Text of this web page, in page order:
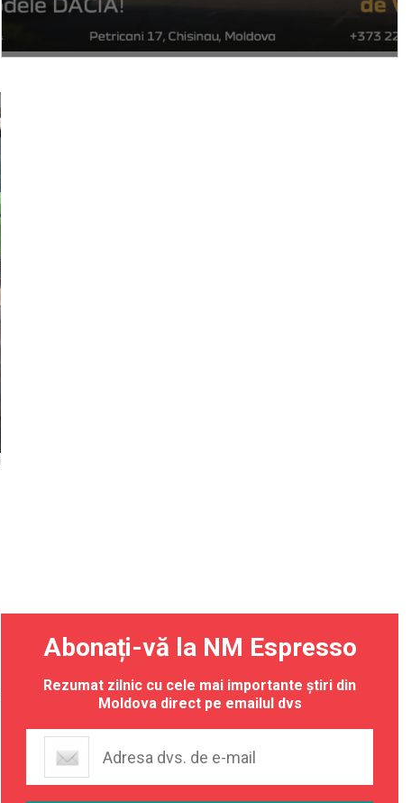
Abonați-vă la NM Espresso
Rezumat zilnic cu cele mai importante știri din
Moldova direct pe emailul dvs